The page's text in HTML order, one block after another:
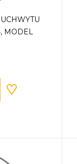
MODEL